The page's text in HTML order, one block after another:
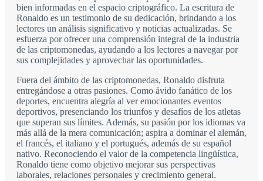
bien informadas en el espacio criptográfico. La escritura de
Ronaldo es un testimonio de su dedicación, brindando a los
lectores un análisis significativo y noticias actualizadas. Se
esfuerza por ofrecer una comprensión integral de la industria
de las criptomonedas, ayudando a los lectores a navegar por
sus complejidades y aprovechar las oportunidades.
Fuera del ámbito de las criptomonedas, Ronaldo disfruta
entregándose a otras pasiones. Como ávido fanático de los
deportes, encuentra alegría al ver emocionantes eventos
deportivos, presenciando los triunfos y desafíos de los atletas
que superan sus límites. Además, su pasión por los idiomas va
más allá de la mera comunicación; aspira a dominar el alemán,
el francés, el italiano y el portugués, además de su español
nativo. Reconociendo el valor de la competencia lingüística,
Ronaldo tiene como objetivo mejorar sus perspectivas
laborales, relaciones personales y crecimiento general.